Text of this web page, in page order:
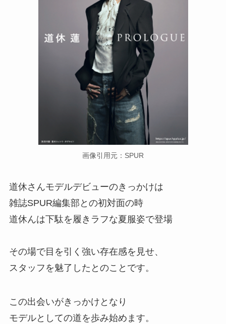
画像引用元：SPUR
道休さんモデルデビューのきっかけは
雑誌SPUR編集部との初対面の時
道休んは下駄を履きラフな夏服姿で登場
その場で目を引く強い存在感を見せ、
スタッフを魅了したとのことです。
この出会いがきっかけとなり
モデルとしての道を歩み始めます。